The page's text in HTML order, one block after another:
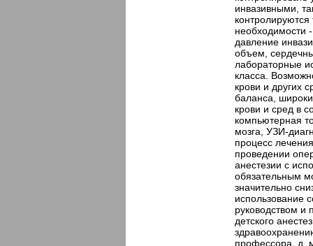
инвазивными,
необходимости
давление
объем,
лабораторные
класса.
крови и других
баланса,
крови и сред в
компьютерная
мозга, УЗИ-
процесс
проведении
анестезии с
обязательным
значительно
использование
руководством и
детского
профессора, д.